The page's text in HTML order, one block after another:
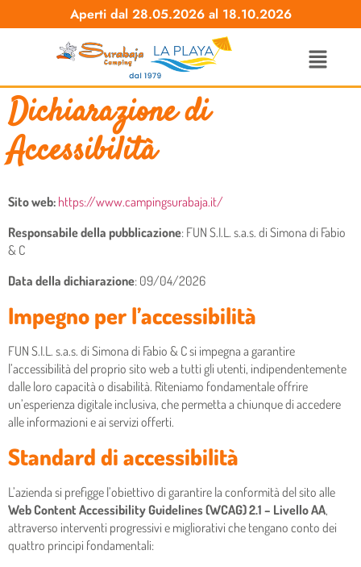
Aperti dal 28.05.2026 al 18.10.2026
Dichiarazione di
Accessibilità
Sito web: https://www.campingsurabaja.it/
Responsabile della pubblicazione: FUN S.I.L. s.a.s. di Simona di Fabio
& C
Data della dichiarazione: 09/04/2026
Impegno per l’accessibilità
FUN S.I.L. s.a.s. di Simona di Fabio & C si impegna a garantire
l’accessibilità del proprio sito web a tutti gli utenti, indipendentemente
dalle loro capacità o disabilità. Riteniamo fondamentale offrire
un’esperienza digitale inclusiva, che permetta a chiunque di accedere
alle informazioni e ai servizi offerti.
Standard di accessibilità
L’azienda si prefigge l’obiettivo di garantire la conformità del sito alle
Web Content Accessibility Guidelines (WCAG) 2.1 – Livello AA,
attraverso interventi progressivi e migliorativi che tengano conto dei
quattro principi fondamentali: